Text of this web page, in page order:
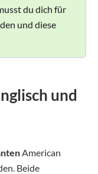
du dich für
und diese
und
American
Beide